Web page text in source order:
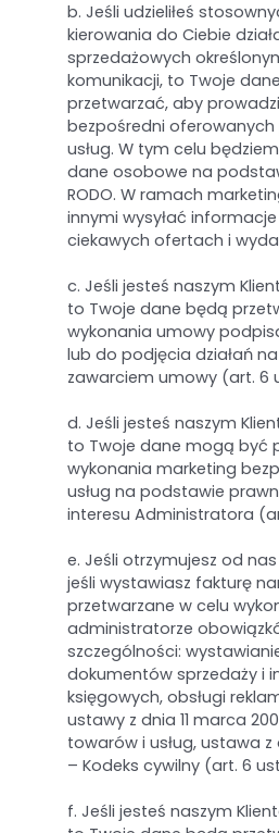
b. Jeśli udzieliłeś
kierowania do Ciebie
sprzedażowych
komunikacji, to Twoje
przetwarzać, aby
bezpośredni
usług. W tym celu
dane osobowe na
RODO. W ramach
innymi wysyłać
ciekawych ofertach i
c. Jeśli jesteś naszym
to Twoje dane będą
wykonania umowy
lub do podjęcia działań
zawarciem umowy (art. 6
d. Jeśli jesteś naszym
to Twoje dane mogą być
wykonania marketing
usług na podstawie
interesu Administratora
e. Jeśli otrzymujesz od
jeśli wystawiasz fakturę
przetwarzane w celu
administratorze
szczególności:
dokumentów sprzedaży i
księgowych, obsługi
ustawy z dnia 11 marca
towarów i usług, ustawa z
– Kodeks cywilny (art. 6 ust
f. Jeśli jesteś naszym